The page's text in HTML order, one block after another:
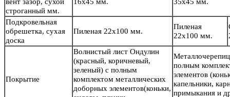
вент зазор, сухой
строганный мм.
16х45 мм. 35х45 мм.
Подкровельная
обрешетка, сухая
доска
Пиленая 22х100 мм.
Пиленая
22х100 мм.
Покрытие
Волнистый лист Ондулин
(красный, коричневый,
зеленый) с полным
комплектом металлических
доборных элементов(коньки,
полным
элементов
капельники,
примыкания и